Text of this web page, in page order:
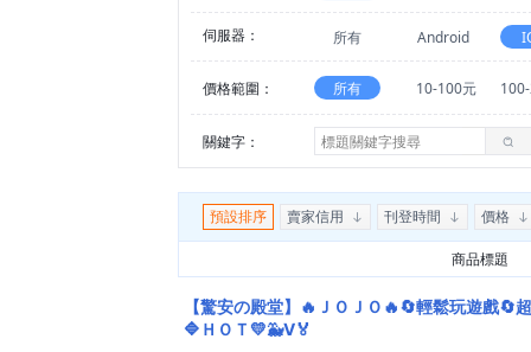
伺服器： 所有 Android
價格範圍： 所有 10-100元
關鍵字：
預設排序 賣家信用 刊登時間 價格
商品標題
【驚安の殿堂】🔥ＪＯＪＯ🔥🔄輕鬆玩遊戲🔄
🔷ＨＯＴ💛🐳Ⅴ🏅